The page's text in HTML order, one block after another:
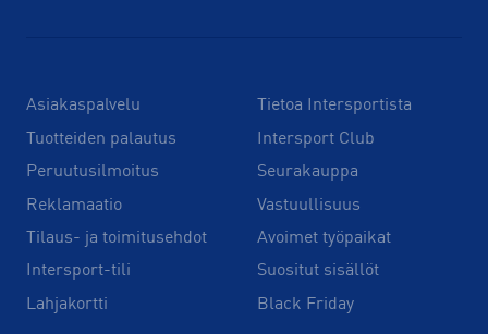
Asiakaspalvelu
Tuotteiden palautus
Peruutusilmoitus
Reklamaatio
Tilaus- ja toimitusehdot
Intersport-tili
Lahjakortti
Tietoa Intersportista
Intersport Club
Seurakauppa
Vastuullisuus
Avoimet työpaikat
Suositut sisällöt
Black Friday